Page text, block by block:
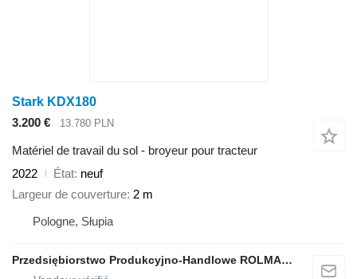
Stark KDX180
3.200 €
13.780 PLN
Matériel de travail du sol - broyeur pour tracteur
2022
État neuf
Largeur de couverture 2 m
Pologne, Słupia
Przedsiębiorstwo Produkcyjno-Handlowe ROLMAPOL Marcin Dziekan